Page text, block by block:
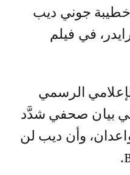
خطيبة جوني ديب
في فيلم
الرسمي
بيان صحفي شدَّد
وأن ديب لن